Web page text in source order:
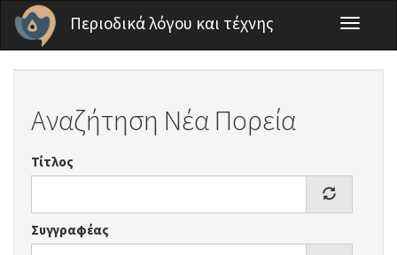
Παράκαμψη προς το κυρίως περιεχόμενο
Περιοδικά λόγου και τέχνης
Toggle
Αναζήτηση Νέα Πορεία
Τίτλος
Συγγραφέας